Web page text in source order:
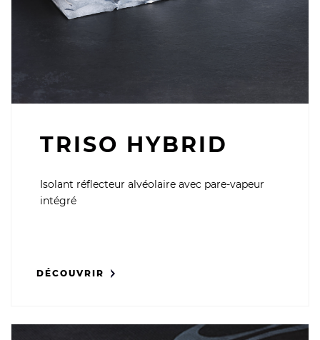
TRISO HYBRID
Isolant réflecteur alvéolaire avec pare-vapeur
intégré
DÉCOUVRIR